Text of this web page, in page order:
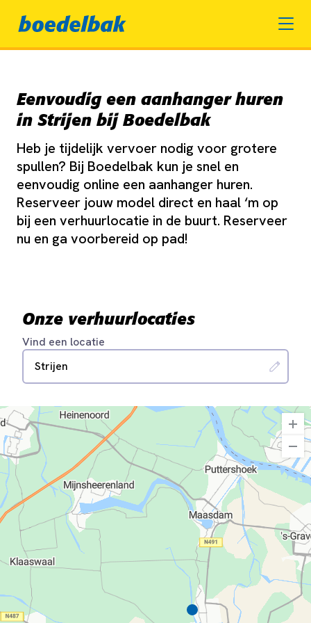
Eenvoudig een aanhanger huren
in Strijen bij Boedelbak
Heb je tijdelijk vervoer nodig voor grotere
spullen? Bij Boedelbak kun je snel en
eenvoudig online een aanhanger huren.
Reserveer jouw model direct en haal ‘m op
bij een verhuurlocatie in de buurt. Reserveer
nu en ga voorbereid op pad!
Onze verhuurlocaties
Vind een locatie
Strijen